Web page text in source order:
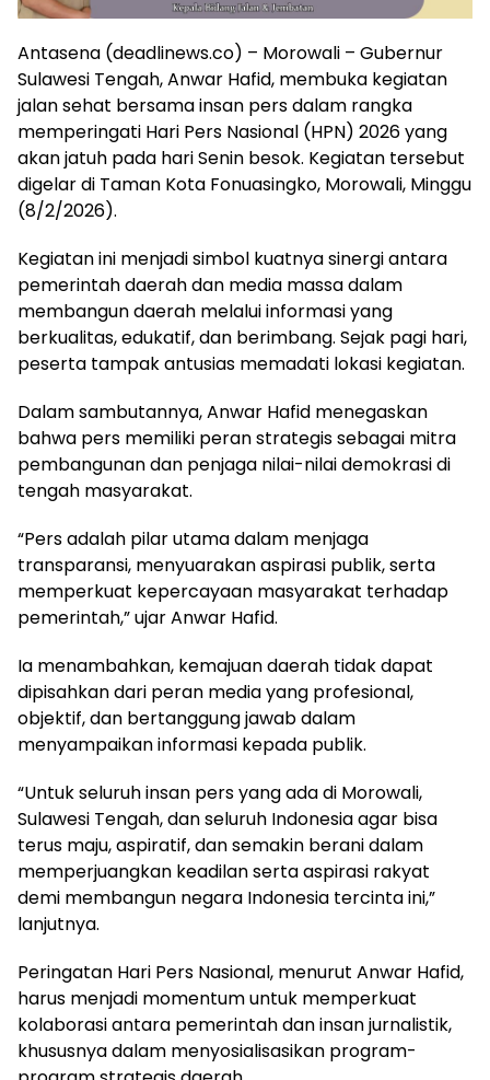
‎Antasena (deadlinews.co) – Morowali – Gubernur
Sulawesi Tengah, Anwar Hafid, membuka kegiatan
jalan sehat bersama insan pers dalam rangka
memperingati Hari Pers Nasional (HPN) 2026 yang
akan jatuh pada hari Senin besok. Kegiatan tersebut
digelar di Taman Kota Fonuasingko, Morowali, Minggu
(8/2/2026).
‎Kegiatan ini menjadi simbol kuatnya sinergi antara
pemerintah daerah dan media massa dalam
membangun daerah melalui informasi yang
berkualitas, edukatif, dan berimbang. Sejak pagi hari,
peserta tampak antusias memadati lokasi kegiatan.
‎Dalam sambutannya, Anwar Hafid menegaskan
bahwa pers memiliki peran strategis sebagai mitra
pembangunan dan penjaga nilai-nilai demokrasi di
tengah masyarakat.
‎“Pers adalah pilar utama dalam menjaga
transparansi, menyuarakan aspirasi publik, serta
memperkuat kepercayaan masyarakat terhadap
pemerintah,” ujar Anwar Hafid.
‎Ia menambahkan, kemajuan daerah tidak dapat
dipisahkan dari peran media yang profesional,
objektif, dan bertanggung jawab dalam
menyampaikan informasi kepada publik.
‎“Untuk seluruh insan pers yang ada di Morowali,
Sulawesi Tengah, dan seluruh Indonesia agar bisa
terus maju, aspiratif, dan semakin berani dalam
memperjuangkan keadilan serta aspirasi rakyat
demi membangun negara Indonesia tercinta ini,”
lanjutnya.
‎Peringatan Hari Pers Nasional, menurut Anwar Hafid,
harus menjadi momentum untuk memperkuat
kolaborasi antara pemerintah dan insan jurnalistik,
khususnya dalam menyosialisasikan program-